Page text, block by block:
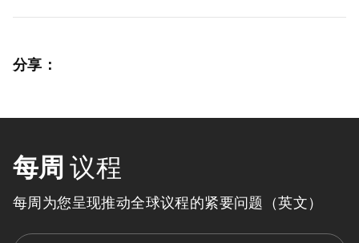
分享：
每周 议程
每周为您呈现推动全球议程的紧要问题（英文）